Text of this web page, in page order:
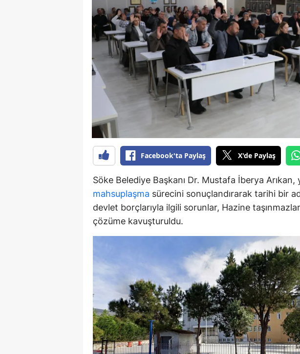
Karaman
Kırıkkale
Batman
Şırnak
Bartın
Ardahan
Iğdır
Yalova
Karabük
Kilis
Osmaniye
Düzce
Facebook'ta Paylaş X'de Paylaş
Söke Belediye Başkanı Dr. Mustafa İberya Arıkan,
mahsuplaşma sürecini sonuçlandırarak tarihi bir
devlet borçlarıyla ilgili sorunlar, Hazine
çözüme kavuşturuldu.